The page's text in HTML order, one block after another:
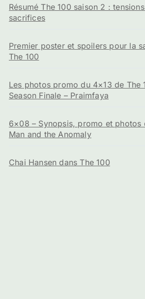
Résumé The 100 saison 2 :
sacrifices
Premier poster et spoilers pour la
The 100
Les photos promo du 4×13 de The
Season Finale – Praimfaya
6×08 – Synopsis, promo et photos
Man and the Anomaly
Chai Hansen dans The 100